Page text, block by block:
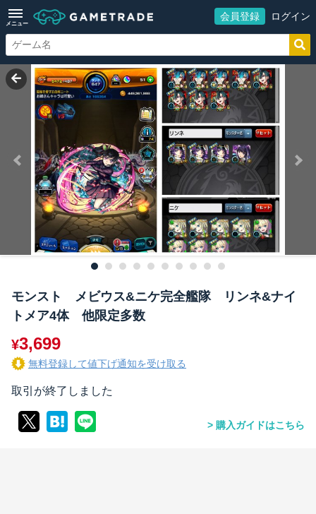
メニュー
会員登録 ログイン
モンスト メビウス&ニケ完全艦隊 リンネ&ナイ
トメア4体 他限定多数
¥3,699
無料登録して値下げ通知を受け取る
取引が終了しました
購入ガイドはこちら